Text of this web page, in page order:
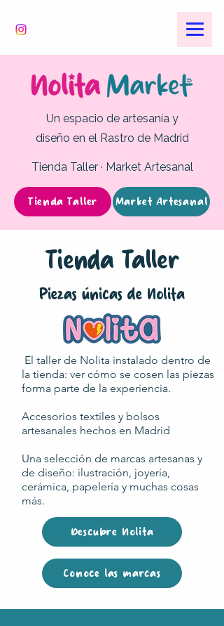
Un espacio de artesanía y
diseño en el Rastro de Madrid
Tienda Taller · Market Artesanal
Tienda Taller Market Artesanal
Tienda Taller
Piezas únicas de Nolita
El taller de Nolita instalado dentro de
la tienda: ver cómo se cosen las piezas
forma parte de la experiencia.
Accesorios textiles y bolsos
artesanales hechos en Madrid
Una selección de marcas artesanas y
de diseño: ilustración, joyería,
cerámica, papelería y muchas cosas
más.
Descubre Nolita
Conoce las marcas